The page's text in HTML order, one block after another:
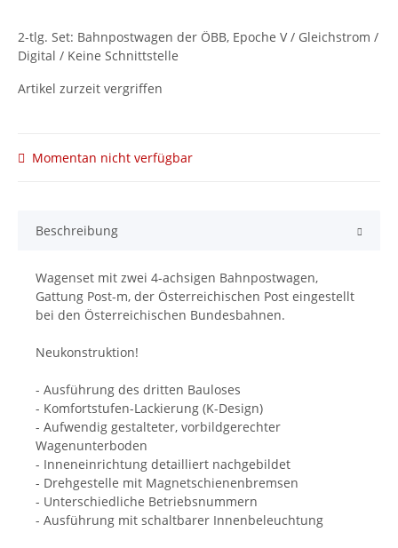
2-tlg. Set: Bahnpostwagen der ÖBB, Epoche V / Gleichstrom /
Digital / Keine Schnittstelle
Artikel zurzeit vergriffen
Momentan nicht verfügbar
Beschreibung
Wagenset mit zwei 4-achsigen Bahnpostwagen,
Gattung Post-m, der Österreichischen Post eingestellt
bei den Österreichischen Bundesbahnen.
Neukonstruktion!
- Ausführung des dritten Bauloses
- Komfortstufen-Lackierung (K-Design)
- Aufwendig gestalteter, vorbildgerechter
Wagenunterboden
- Inneneinrichtung detailliert nachgebildet
- Drehgestelle mit Magnetschienenbremsen
- Unterschiedliche Betriebsnummern
- Ausführung mit schaltbarer Innenbeleuchtung